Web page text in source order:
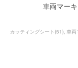
車両マー
カッティングシート (51) 車両